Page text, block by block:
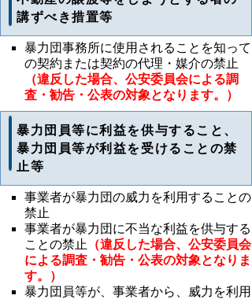
講ずべき措置等
暴力団事務所に使用されることを知って
の契約または契約の代理・媒介の禁止
（違反した場合、公安委員会による調
査・勧告・公表の対象となります。）
暴力団員等に利益を供与すること、
暴力団員等が利益を受けることの禁
止等
事業者が暴力団の威力を利用することの
禁止
事業者が暴力団に不当な利益を供与する
ことの禁止
（違反した場合、公安委員会
による調査・勧告・公表の対象となりま
す。）
暴力団員等が、事業者から、威力を利用